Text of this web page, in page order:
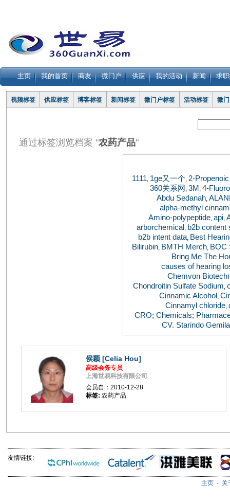
主页 我的首页 商友 微门户 供应 我的活动 新闻 求
视频标签 供应标签 博客标签 新闻标签 微门户标签 活动标签 微
通过标签浏览档案 "农药产品"
1111, 1ge又一个,2-
360关系网,3M,4-
Abdu Sedanah,
alpha-methyl
Amino-polypeptide,api,
arborchemical, b2b content
b2b intent data, Best
Bilirubin, BMTH Merch, BOC
Bring Me The
causes of hearing
Chemvon
Chondroitin Sulfate Sodium,
Cinnamic Alcohol,
Cinnamyl chloride,
CRO; Chemicals;
CV. Starindo
侯颖 [Celia Hou]
高级会务专员
上海世易科技有限公司
会员自：2010-12-28
标签: 农药产品
友情链接:
主页 - 关